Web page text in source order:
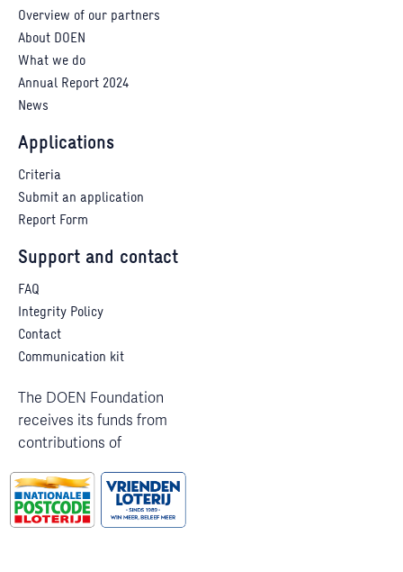
Overview of our partners
About DOEN
What we do
Annual Report 2024
News
Applications
Criteria
Submit an application
Report Form
Support and contact
FAQ
Integrity Policy
Contact
Communication kit
The DOEN Foundation
receives its funds from
contributions of